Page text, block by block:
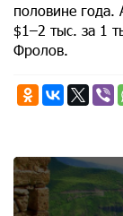
половине года.
$1–2 тыс. за 1
Фролов.